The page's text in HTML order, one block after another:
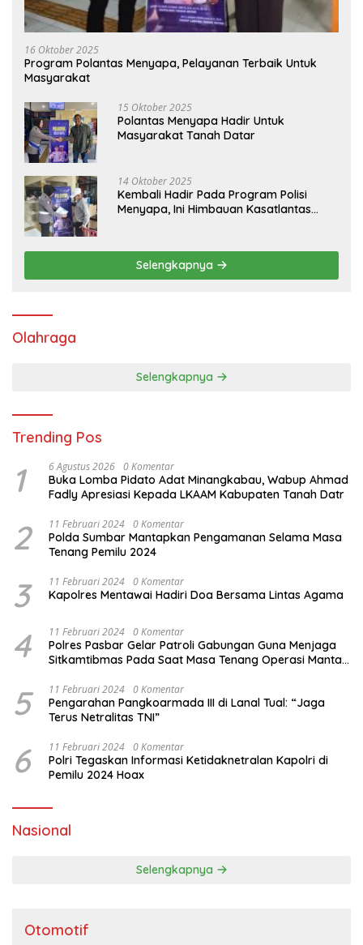
16 Oktober 2025
Program Polantas Menyapa, Pelayanan Terbaik Untuk
Masyarakat
15 Oktober 2025
Polantas Menyapa Hadir Untuk
Masyarakat Tanah Datar
14 Oktober 2025
Kembali Hadir Pada Program Polisi
Menyapa, Ini Himbauan Kasatlantas
Selengkapnya
Olahraga
Selengkapnya
Trending Pos
1 6 Agustus 2026 0 Komentar
Buka Lomba Pidato Adat Minangkabau, Wabup Ahmad
Fadly Apresiasi Kepada LKAAM Kabupaten Tanah Datr
2 11 Februari 2024 0 Komentar
Polda Sumbar Mantapkan Pengamanan Selama Masa
Tenang Pemilu 2024
3 11 Februari 2024 0 Komentar
Kapolres Mentawai Hadiri Doa Bersama Lintas Agama
4 11 Februari 2024 0 Komentar
Polres Pasbar Gelar Patroli Gabungan Guna Menjaga
Sitkamtibmas Pada Saat Masa Tenang Operasi Mantap
5 11 Februari 2024 0 Komentar
Pengarahan Pangkoarmada III di Lanal Tual: “Jaga
Terus Netralitas TNI”
6 11 Februari 2024 0 Komentar
Polri Tegaskan Informasi Ketidaknetralan Kapolri di
Pemilu 2024 Hoax
Nasional
Selengkapnya
Otomotif